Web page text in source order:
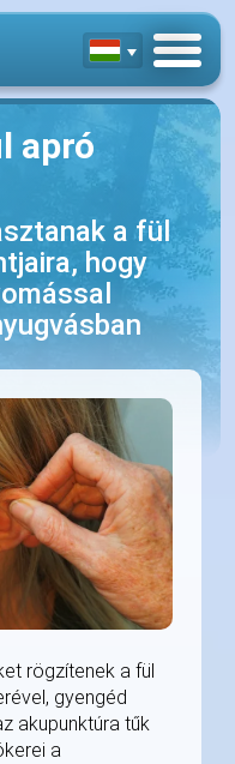
apró
a fül
hogy
rögzítenek a fül
gyengéd
akupunktúra tűk
a